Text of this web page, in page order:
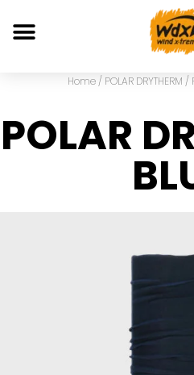
Home / POLAR DRYTHERM /
POLAR